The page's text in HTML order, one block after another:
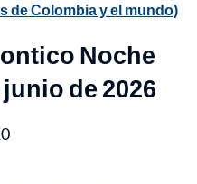
de Colombia y el mundo)
Noche
de 2026